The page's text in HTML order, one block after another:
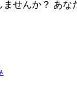
せんか？ あな